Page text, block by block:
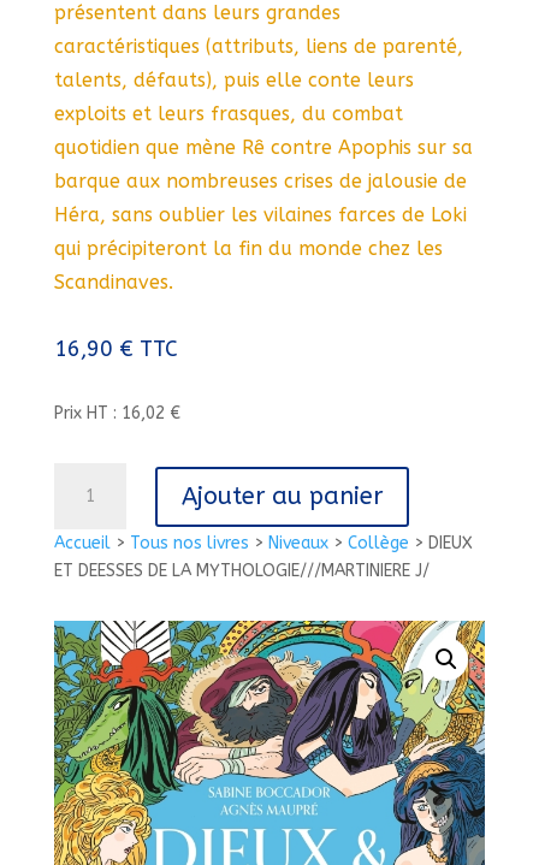
Accueil> Tous nos livres > Niveaux> Collège > DIEUX
ET DEESSES DE LA MYTHOLOGIE///MARTINIERE J/
présentent dans leurs grandes
caractéristiques (attributs, liens de parenté,
talents, défauts), puis elle conte leurs
exploits et leurs frasques, du combat
quotidien que mène Rê contre Apophis sur sa
barque aux nombreuses crises de jalousie de
Héra, sans oublier les vilaines farces de Loki
qui précipiteront la fin du monde chez les
Scandinaves.
16,90 € TTC
Prix HT : 16,02 €
DIEUX
ET
LA
MYTHOLOGIE///MARTINIERE
J/
Ajouter au panier